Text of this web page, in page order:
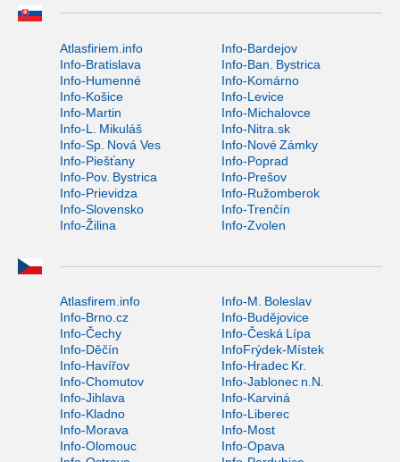
Atlasfiriem.info
Info-Bardejov
Info-Bratislava
Info-Ban. Bystrica
Info-Humenné
Info-Komárno
Info-Košice
Info-Levice
Info-Martin
Info-Michalovce
Info-L. Mikuláš
Info-Nitra.sk
Info-Sp. Nová Ves
Info-Nové Zámky
Info-Piešťany
Info-Poprad
Info-Pov. Bystrica
Info-Prešov
Info-Prievidza
Info-Ružomberok
Info-Slovensko
Info-Trenčín
Info-Žilina
Info-Zvolen
Atlasfirem.info
Info-M. Boleslav
Info-Brno.cz
Info-Budějovice
Info-Čechy
Info-Česká Lípa
Info-Děčín
InfoFrýdek-Místek
Info-Havířov
Info-Hradec Kr.
Info-Chomutov
Info-Jablonec n.N.
Info-Jihlava
Info-Karviná
Info-Kladno
Info-Liberec
Info-Morava
Info-Most
Info-Olomouc
Info-Opava